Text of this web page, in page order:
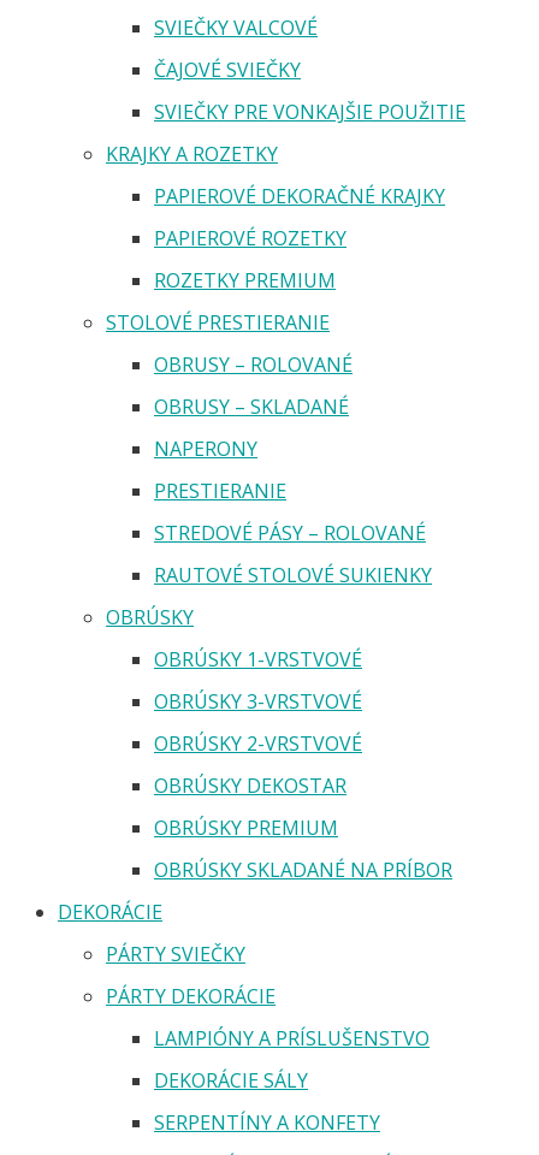
SVIEČKY VALCOVÉ
ČAJOVÉ SVIEČKY
SVIEČKY PRE VONKAJŠIE POUŽITIE
KRAJKY A ROZETKY
PAPIEROVÉ DEKORAČNÉ KRAJKY
PAPIEROVÉ ROZETKY
ROZETKY PREMIUM
STOLOVÉ PRESTIERANIE
OBRUSY – ROLOVANÉ
OBRUSY – SKLADANÉ
NAPERONY
PRESTIERANIE
STREDOVÉ PÁSY – ROLOVANÉ
RAUTOVÉ STOLOVÉ SUKIENKY
OBRÚSKY
OBRÚSKY 1-VRSTVOVÉ
OBRÚSKY 3-VRSTVOVÉ
OBRÚSKY 2-VRSTVOVÉ
OBRÚSKY DEKOSTAR
OBRÚSKY PREMIUM
OBRÚSKY SKLADANÉ NA PRÍBOR
DEKORÁCIE
PÁRTY SVIEČKY
PÁRTY DEKORÁCIE
LAMPIÓNY A PRÍSLUŠENSTVO
DEKORÁCIE SÁLY
SERPENTÍNY A KONFETY